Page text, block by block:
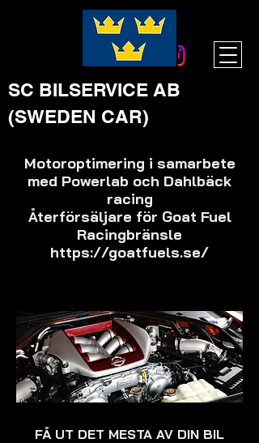
SC BILSERVICE AB
(SWEDEN CAR)
Motoroptimering i samarbete
med Powerlab och Dahlbäck
racing
Återförsäljare för Goat Fuel
Racingbränsle
https://goatfuels.se/
FÅ UT DET MESTA AV DIN BIL